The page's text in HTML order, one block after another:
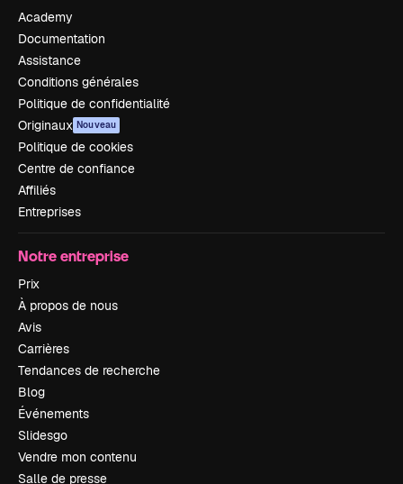
Academy
Documentation
Assistance
Conditions générales
Politique de confidentialité
Originaux Nouveau
Politique de cookies
Centre de confiance
Affiliés
Entreprises
Notre entreprise
Prix
À propos de nous
Avis
Carrières
Tendances de recherche
Blog
Événements
Slidesgo
Vendre mon contenu
Salle de presse